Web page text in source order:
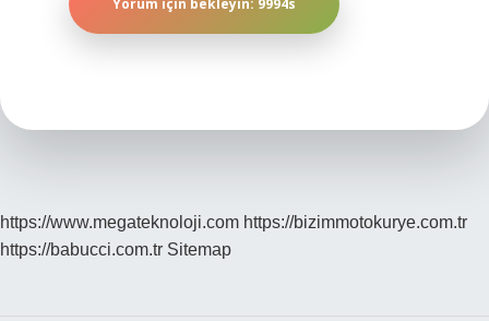
https://www.megateknoloji.com https://bizimmotokurye.com.tr
https://babucci.com.tr Sitemap